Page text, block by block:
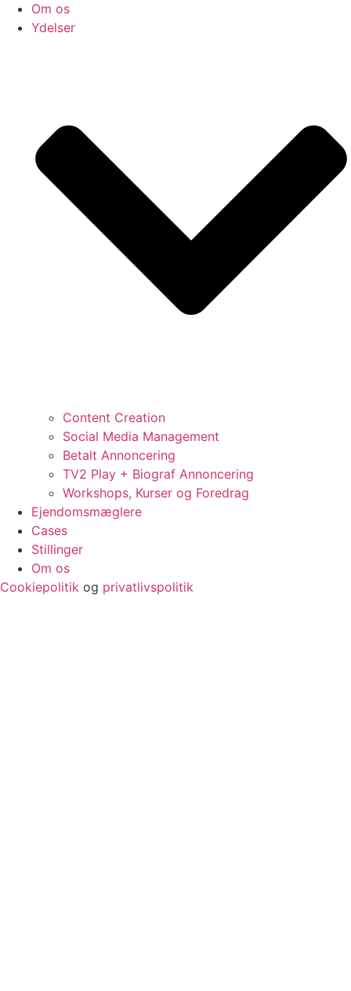
Om os
Ydelser
Content Creation
Social Media Management
Betalt Annoncering
TV2 Play + Biograf Annoncering
Workshops, Kurser og Foredrag
Ejendomsmæglere
Cases
Stillinger
Om os
Cookiepolitik og privatlivspolitik